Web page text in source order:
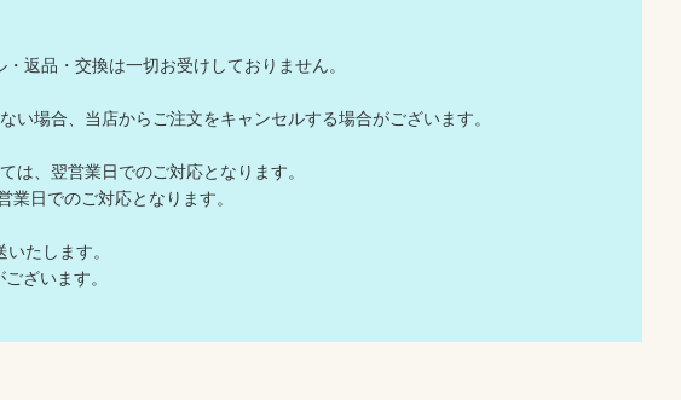
返品・交換は一切お受けしておりません。
場合、当店からご注文をキャンセルする場合がございます。
は、翌営業日でのご対応となります。
業日でのご対応となります。
たします。
ざいます。